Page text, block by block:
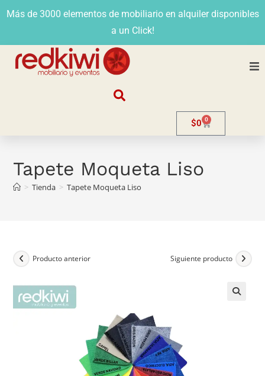
Más de 3000 elementos de mobiliario en alquiler disponibles
a un Click!
Contacto
$0 0
Tapete Moqueta Liso
> Tienda > Tapete Moqueta Liso
Producto anterior Siguiente producto